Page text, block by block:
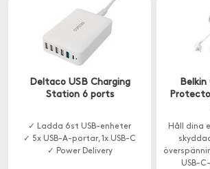
Deltaco USB Charging
Station 6 ports
✓ Ladda 6st USB-enheter
✓ 5x USB-A-portar, 1x USB-C
✓ Power Delivery
Belkin
Håll dina
USB-